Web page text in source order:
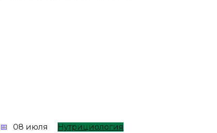
08 июля
Нутрициология